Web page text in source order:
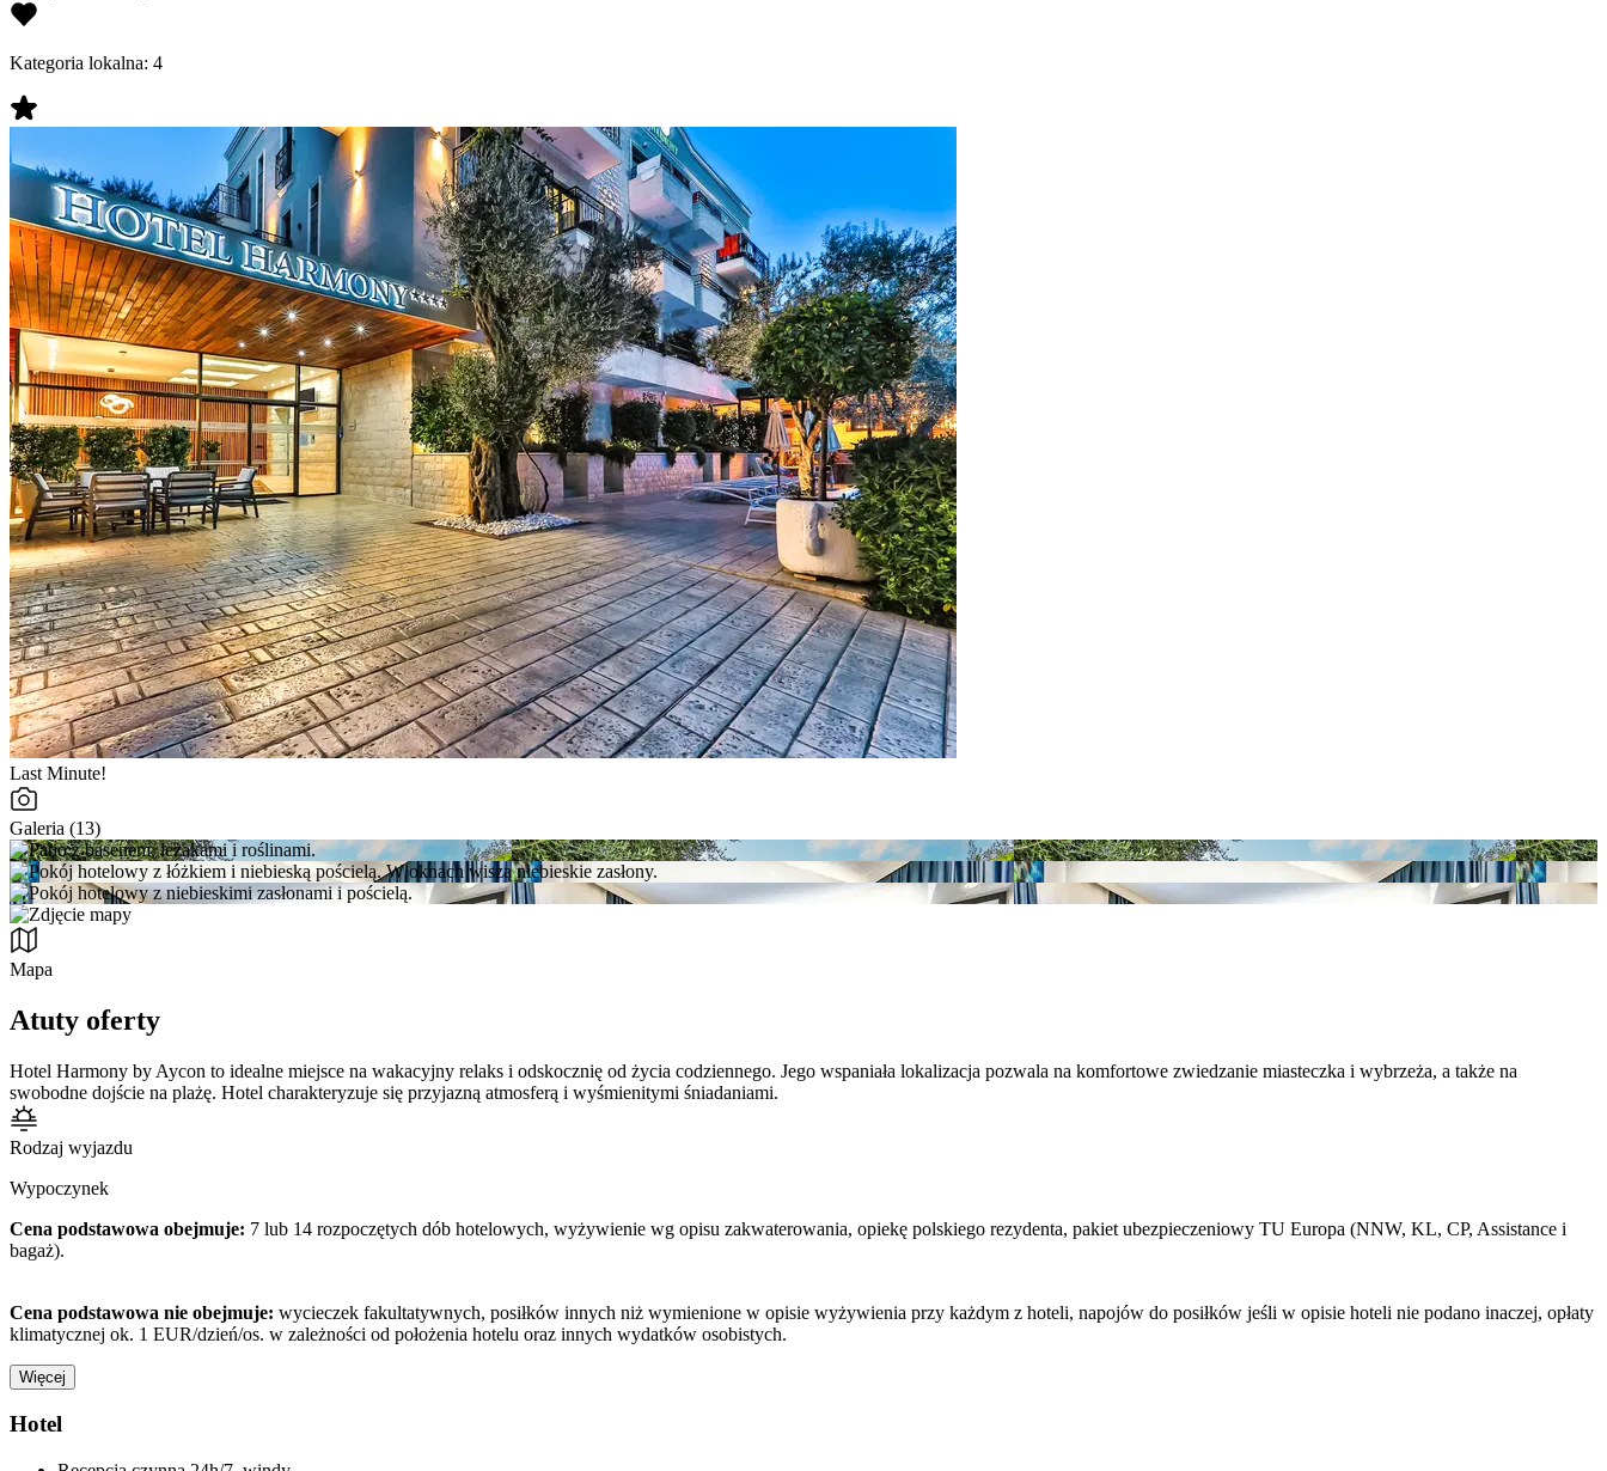
Kategoria lokalna: 4
Last Minute!
Galeria (13)
Mapa
Atuty oferty
Hotel Harmony by Aycon to idealne miejsce na wakacyjny relaks i odskocznię od życia codziennego. Jego wspaniała lokalizacja pozwala na komfortowe zwiedzanie miasteczka i wybrzeża, a także na
swobodne dojście na plażę. Hotel charakteryzuje się przyjazną atmosferą i wyśmienitymi śniadaniami.
Rodzaj wyjazdu
Wypoczynek
Cena podstawowa obejmuje: 7 lub 14 rozpoczętych dób hotelowych, wyżywienie wg opisu zakwaterowania, opiekę polskiego rezydenta, pakiet ubezpieczeniowy TU Europa (NNW, KL, CP, Assistance i
bagaż).
Cena podstawowa nie obejmuje: wycieczek fakultatywnych, posiłków innych niż wymienione w opisie wyżywienia przy każdym z hoteli, napojów do posiłków jeśli w opisie hoteli nie podano inaczej, opłaty
klimatycznej ok. 1 EUR/dzień/os. w zależności od położenia hotelu oraz innych wydatków osobistych.
Więcej
Hotel